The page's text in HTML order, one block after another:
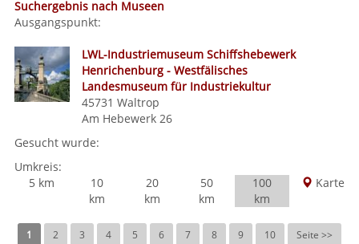
Suchergebnis nach Museen
Ausgangspunkt:
LWL-Industriemuseum Schiffshebewerk
Henrichenburg - Westfälisches
Landesmuseum für Industriekultur
45731 Waltrop
Am Hebewerk 26
Gesucht wurde:
Umkreis:
5 km
10
km
20
km
50
km
100
km
Karte
1 2 3 4 5 6 7 8 9 10 Seite >>